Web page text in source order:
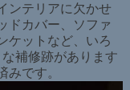
ンテリアに欠かせ
ドカバー、ソファ
ケットなど、いろ
補修跡があります
済みです。